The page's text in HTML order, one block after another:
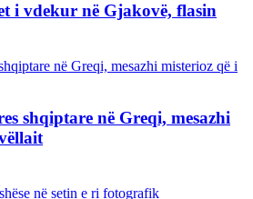
i vdekur në Gjakovë, flasin
shqiptare në Greqi, mesazhi